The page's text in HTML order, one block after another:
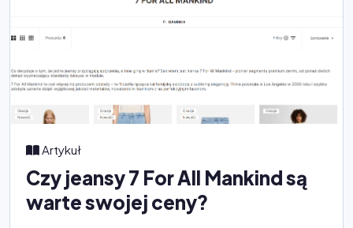
Artykuł
Czy jeansy 7 For All Mankind są
warte swojej ceny?